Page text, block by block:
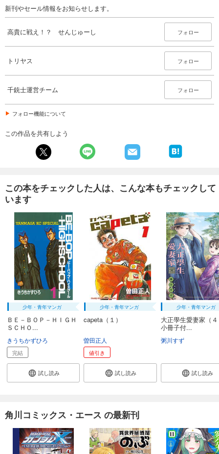
新刊やセール情報をお知らせします。
高貴に戦え！？ せんじゅーし フォロー
トリヤス フォロー
千銃士運営チーム フォロー
フォロー機能について
この作品を共有しよう
この本をチェックした人は、こんな本もチェックして
います
少年・青年マンガ
ＢＥ－ＢＯＰ－ＨＩＧＨ
ＳＣＨＯ...
きうちかずひろ
完結
試し読み
少年・青年マンガ
capeta（１）
曽田正人
値引き
試し読み
少年・青年マンガ
大正學生愛妻家（
小冊子付...
粥川すず
試し読み
角川コミックス・エース の最新刊